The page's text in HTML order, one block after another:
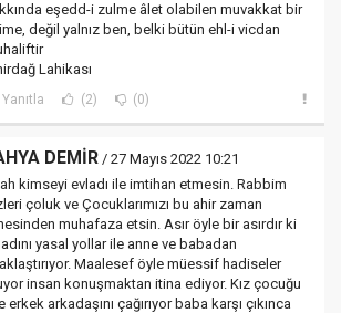
eşedd-i zulme âlet olabilen muvakkat bir
değil yalnız ben, belki bütün ehl-i vicdan
Lahikası
Yanıtla (2) (0)
DEMİR/ 27 Mayıs 2022 10:21
kimseyi evladı ile imtihan etmesin. Rabbim
çoluk ve Çocuklarımızı bu ahir zaman
muhafaza etsin. Asır öyle bir asırdır ki
yasal yollar ile anne ve babadan
Maalesef öyle müessif hadiseler
insan konuşmaktan itina ediyor. Kız çocuğu
erkek arkadaşını çağırıyor baba karşı çıkınca